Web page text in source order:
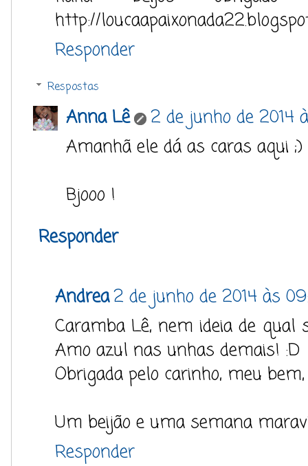
http://
Responder
Respostas
Anna Lê
2 de junho de 2014
Amanhã ele dá as caras aqui ;)
Bjooo !
Responder
Andrea2 de junho de 2014 às
Caramba Lê, nem ideia de qual
Amo azul nas unhas demais! :D
Obrigada pelo carinho, meu
Um beijão e uma semana
Responder